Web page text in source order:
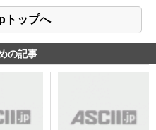
トップへ
の記事